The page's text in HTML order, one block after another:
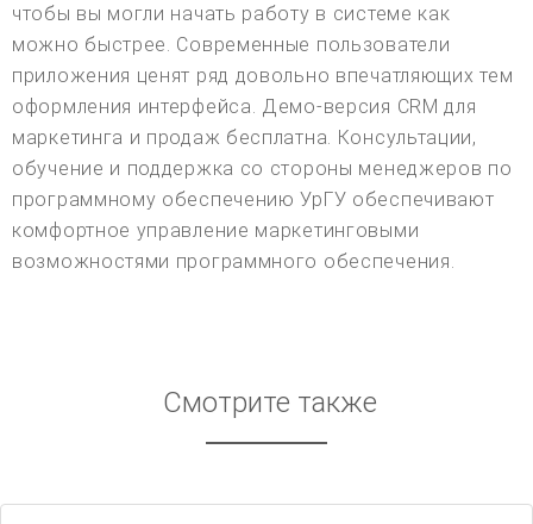
чтобы вы могли начать работу в системе как
можно быстрее. Современные пользователи
приложения ценят ряд довольно впечатляющих тем
оформления интерфейса. Демо-версия CRM для
маркетинга и продаж бесплатна. Консультации,
обучение и поддержка со стороны менеджеров по
программному обеспечению УрГУ обеспечивают
комфортное управление маркетинговыми
возможностями программного обеспечения.
Смотрите также